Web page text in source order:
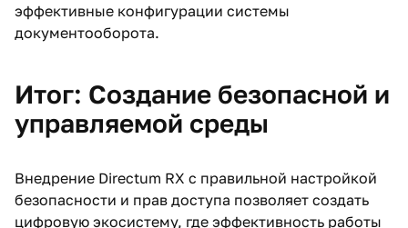
эффективные конфигурации системы
документооборота.
Итог: Создание безопасной и
управляемой среды
Внедрение Directum RX с правильной настройкой
безопасности и прав доступа позволяет создать
цифровую экосистему, где эффективность работы